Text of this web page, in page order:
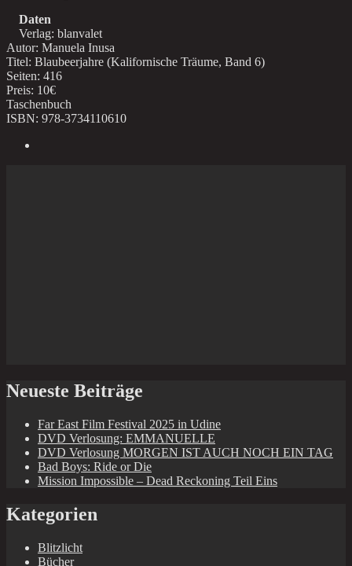
Daten
Verlag: blanvalet
Autor: Manuela Inusa
Titel: Blaubeerjahre (Kalifornische Träume, Band 6)
Seiten: 416
Preis: 10€
Taschenbuch
ISBN: 978-3734110610
Neueste Beiträge
Far East Film Festival 2025 in Udine
DVD Verlosung: EMMANUELLE
DVD Verlosung MORGEN IST AUCH NOCH EIN TAG
Bad Boys: Ride or Die
Mission Impossible – Dead Reckoning Teil Eins
Kategorien
Blitzlicht
Bücher